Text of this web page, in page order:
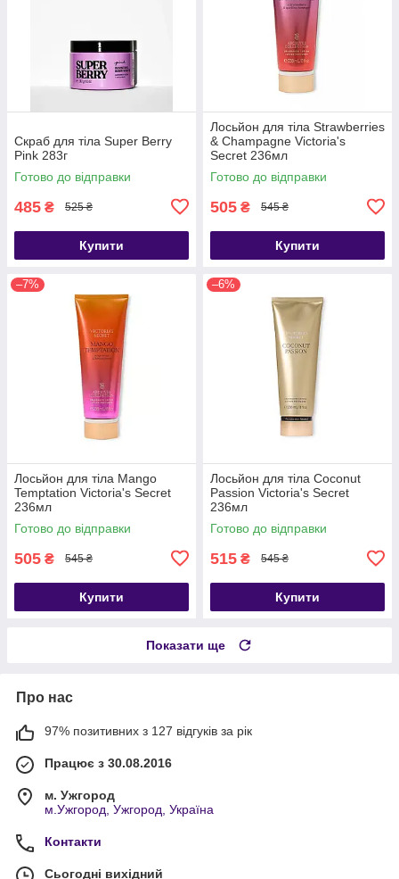
Скраб для тіла Super Berry
Pink 283г
Готово до відправки
485 ₴ 525 ₴
Купити
Лосьйон для тіла Strawberries
& Champagne Victoria's
Secret 236мл
Готово до відправки
505 ₴ 545 ₴
Купити
–7%
Лосьйон для тіла Mango
Temptation Victoria's Secret
236мл
Готово до відправки
505 ₴ 545 ₴
Купити
–6%
Лосьйон для тіла Coconut
Passion Victoria's Secret
236мл
Готово до відправки
515 ₴ 545 ₴
Купити
Показати ще
Про нас
97% позитивних з 127 відгуків за рік
Працює з 30.08.2016
м. Ужгород
м.Ужгород, Ужгород, Україна
Контакти
Сьогодні вихідний